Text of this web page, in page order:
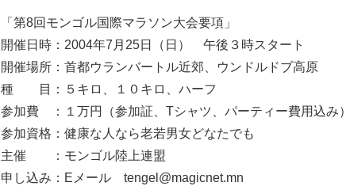
「第8回モンゴル国際マラソン大会要項」
開催日時：2004年7月25日（日） 午後３時スタート
開催場所：首都ウランバートル近郊、ウンドルドブ高原
種 目：５キロ、１０キロ、ハーフ
参加費 ：１万円（参加証、Tシャツ、パーティー費用込み）
参加資格：健康な人なら老若男女どなたでも
主催 ：モンゴル陸上連盟
申し込み：Eメール tengel@magicnet.mn